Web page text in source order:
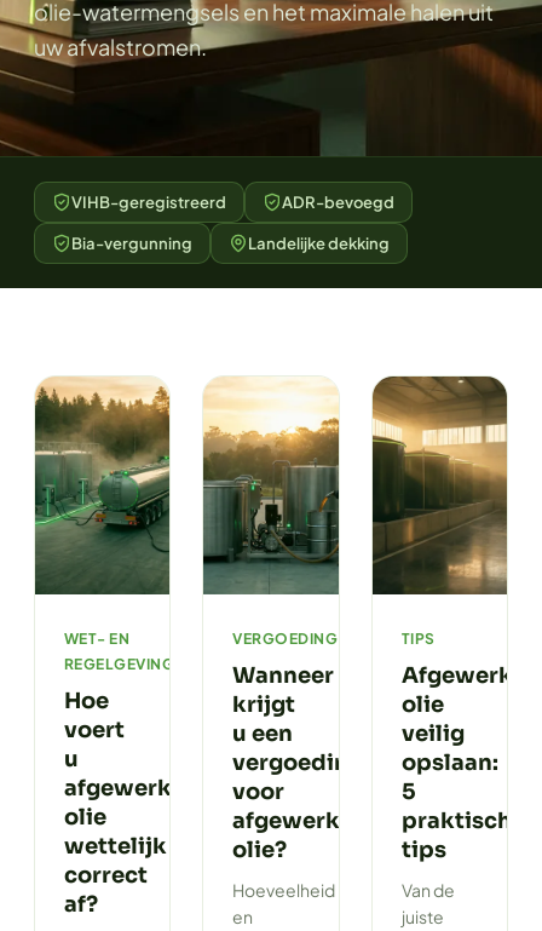
olie-watermengsels en het maximale halen uit
uw afvalstromen.
VIHB-geregistreerd ADR-bevoegd
Bia-vergunning Landelijke dekking
WET- EN
REGELGEVING
Hoe
voert
u
afgewerkte
olie
wettelijk
correct
af?
VERGOEDING
Wanneer
krijgt
u een
vergoeding
voor
afgewerkte
olie?
Hoeveelheid
en
TIPS
Afgewerkte
olie
veilig
opslaan:
5
praktische
tips
Van de
juiste